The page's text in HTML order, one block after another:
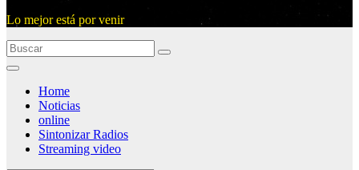
Lo mejor está por venir
Home
Noticias
online
Sintonizar Radios
Streaming video